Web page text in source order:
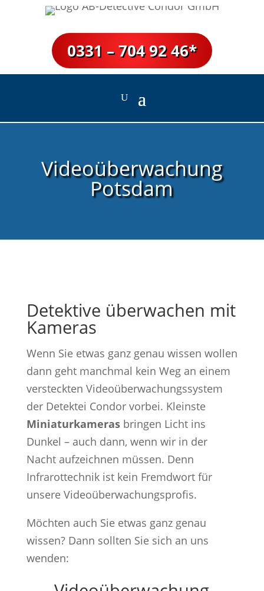
0331 – 704 92 46*
Videoüberwachung
Potsdam
Detektive überwachen mit
Kameras
Wenn Sie etwas ganz genau wissen wollen
dann geht manchmal kein Weg an einem
versteckten Videoüberwachungssystem
der Detektei Condor vorbei. Kleinste
Miniaturkamerasbringen Licht ins
Dunkel – auch dann, wenn wir in der
Nacht aufzeichnen müssen. Denn
Infrarottechnik ist kein Fremdwort für
unsere Videoüberwachungsprofis.
Möchten auch Sie etwas ganz genau
wissen? Dann sollten Sie sich an uns
wenden: